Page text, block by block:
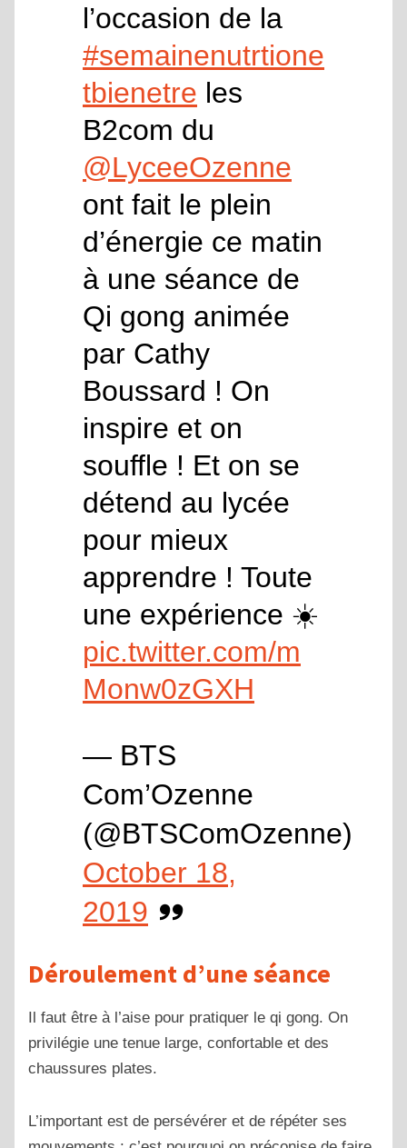
l’occasion de la
#semainenutrtione
tbienetre les
B2com du
@LyceeOzenne
ont fait le plein
d’énergie ce matin
à une séance de
Qi gong animée
par Cathy
Boussard ! On
inspire et on
souffle ! Et on se
détend au lycée
pour mieux
apprendre ! Toute
une expérience ☀️
pic.twitter.com/m
Monw0zGXH
— BTS
Com’Ozenne
(@BTSComOzenne)
October 18,
2019
Déroulement d’une séance
Il faut être à l’aise pour pratiquer le qi gong. On
privilégie une tenue large, confortable et des
chaussures plates.
L’important est de persévérer et de répéter ses